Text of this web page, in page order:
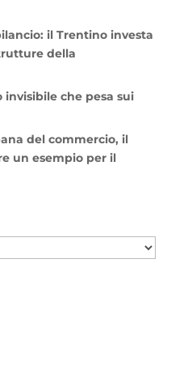
il Trentino investa
della
invisibile che pesa sui
del commercio, il
un esempio per il